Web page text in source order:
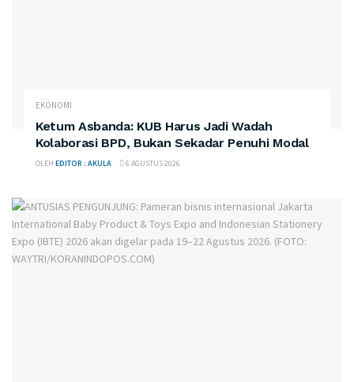
EKONOMI
Ketum Asbanda: KUB Harus Jadi Wadah
Kolaborasi BPD, Bukan Sekadar Penuhi Modal
OLEH EDITOR : AKULA 6 AGUSTUS 2026